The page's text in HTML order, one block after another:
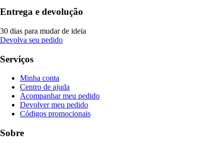
Entrega e devolução
30 dias para mudar de ideia
Devolva seu pedido
Serviços
Minha conta
Centro de ajuda
Acompanhar meu pedido
Devolver meu pedido
Códigos promocionais
Sobre